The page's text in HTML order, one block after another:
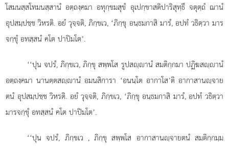
โสมนสฺสโทมนสฺสานํ อตฺถงฺคมา อทุกฺขมสุขํ อุเปกฺขาสติปาริสุทฺธึ จตุตฺถํ ฌานํ
อุปสมฺปชฺช วิหรติ. อยํ วุจฺจติ, ภิกฺขเว, ‘ภิกฺขุ อนฺธมกาสิ มารํ, อปทํ วธิตฺวา มาร
จกฺขุํ อทสฺสนํ คโต ปาปิมโต’.
‘‘ปุน จปรํ, ภิกฺขเว, ภิกฺขุ สพฺพโส รูปสฺานํ สมติกฺกมา ปฏิฆสฺานํ
อตฺถงฺคมา นานตฺตสฺานํ อมนสิการา ‘อนนฺโต อากาโส’ติ อากาสานฺจาย
ตนํ อุปสมฺปชฺช วิหรติ. อยํ วุจฺจติ, ภิกฺขเว, ‘ภิกฺขุ อนฺธมกาสิ มารํ, อปทํ วธิตฺวา
มารจกฺขุํ อทสฺสนํ คโต ปาปิมโต’.
‘‘ปุน จปรํ, ภิกฺขเว , ภิกฺขุ สพฺพโส อากาสานฺจายตนํ สมติกฺกมฺม